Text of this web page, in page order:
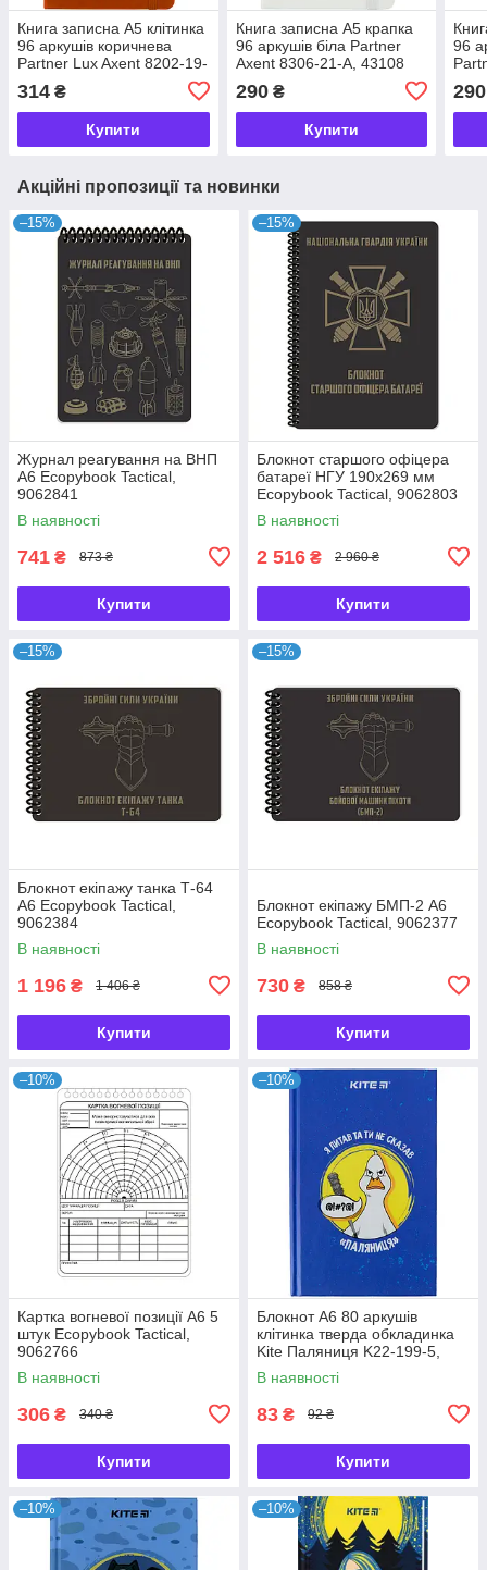
Книга записна А5 клітинка
96 аркушів коричнева
Partner Lux Axent 8202-19-
314 ₴
Купити
Книга записна А5 крапка
96 аркушів біла Partner
Axent 8306-21-A, 43108
290₴
Купити
96
290
Акційні пропозиції та новинки
–15%
Журнал реагування на ВНП
А6 Ecopybook Tactical,
9062841
В наявності
741 ₴ 873 ₴
Купити
–15%
Блокнот старшого офіцера
батареї НГУ 190х269 мм
Ecopybook Tactical, 9062803
В наявності
2 516 ₴ 2 960 ₴
Купити
–15%
Блокнот екіпажу танка Т-64
А6 Ecopybook Tactical,
9062384
В наявності
1 196 ₴ 1 406 ₴
Купити
–15%
Блокнот екіпажу БМП-2 А6
Ecopybook Tactical, 9062377
В наявності
730 ₴ 858 ₴
Купити
–10%
Картка вогневої позиції А6 5
штук Ecopybook Tactical,
9062766
В наявності
306 ₴ 340 ₴
Купити
–10%
Блокнот А6 80 аркушів
клітинка тверда обкладинка
Kite Паляниця K22-199-5,
64622
В наявності
83 ₴ 92 ₴
Купити
–10% –10%